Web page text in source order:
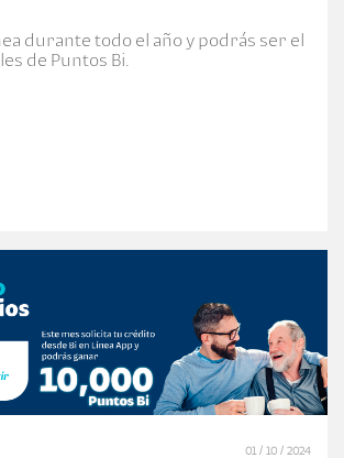
durante todo el año y podrás ser el
de Puntos Bi.
01 / 10 / 2024